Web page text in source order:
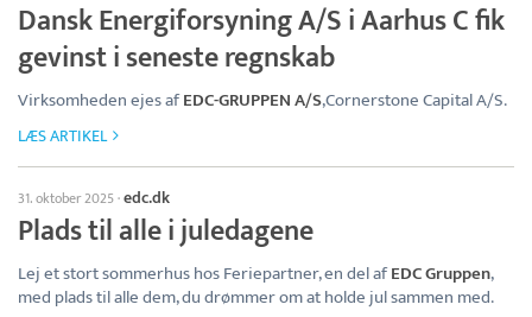
Dansk Energiforsyning A/S i Aarhus C fik
gevinst i seneste regnskab
Virksomheden ejes afEDC-GRUPPEN A/S,Cornerstone Capital A/S.
LÆS ARTIKEL
31. oktober 2025·edc.dk
Plads til alle i juledagene
Lej et stort sommerhus hos Feriepartner, en del afEDC Gruppen,
med plads til alle dem, du drømmer om at holde jul sammen med.